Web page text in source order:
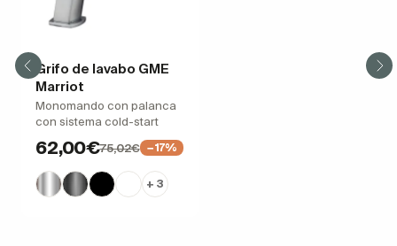
Grifo de lavabo GME
Marriot
Monomando con palanca
con sistema cold-start
62,00€75,02€ −17%
+ 3